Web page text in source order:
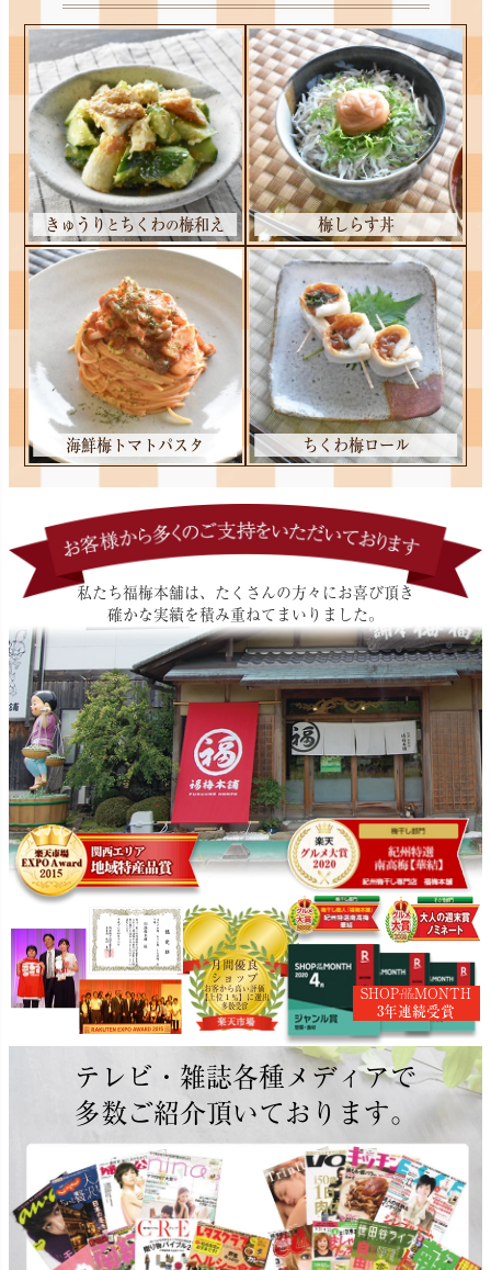
きゅうり と ちくわの梅和え 梅しらす丼
海鮮梅トマトパスタ ちくわ梅ロール
私たち福梅本舗は、たくさんの方々にお喜び頂き
確かな実績を積み重ねてまいりました。
月間優良
ショップ
お客から高い評価
【上位１％】に選出
多数受賞
SHOP OF
THE MONTH
3年連続受賞
テレビ・雑誌各種メディアで
多数ご紹介頂いております。